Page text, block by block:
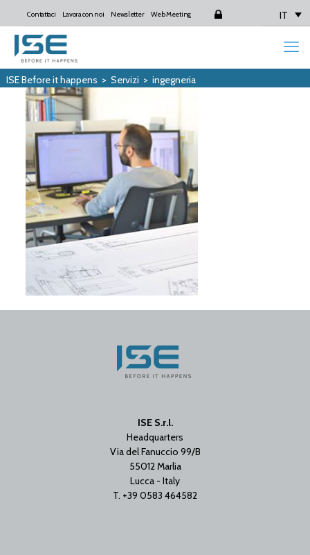
Contattaci Lavora con noi Newsletter Web Meeting IT
ISE Before it happens > Servizi > ingegneria
ISE S.r.l.
Headquarters
Via del Fanuccio 99/B
55012 Marlia
Lucca - Italy
T. +39 0583 464582